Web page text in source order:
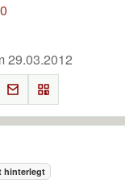
29.03.2012
hinterlegt